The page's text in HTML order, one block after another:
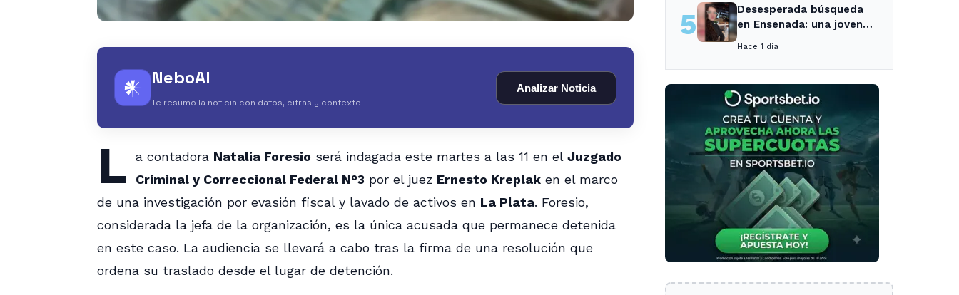
𒀭 NeboAI
Te resumo la noticia con datos, cifras y contexto
Analizar Noticia
L a contadora Natalia Foresio será indagada este martes a las 11 en el Juzgado
Criminal y Correccional Federal N°3 por el juez Ernesto Kreplaken el marco
de una investigación por evasión fiscal y lavado de activos en La Plata. Foresio,
considerada la jefa de la organización, es la única acusada que permanece detenida
en este caso. La audiencia se llevará a cabo tras la firma de una resolución que
ordena su traslado desde el lugar de detención.
5
Desesperada búsqueda
en Ensenada: una joven
Hace 1 día